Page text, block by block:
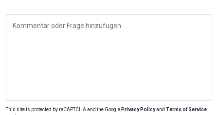
This site is protected by reCAPTCHA and the Google Privacy Policyand Terms of Service